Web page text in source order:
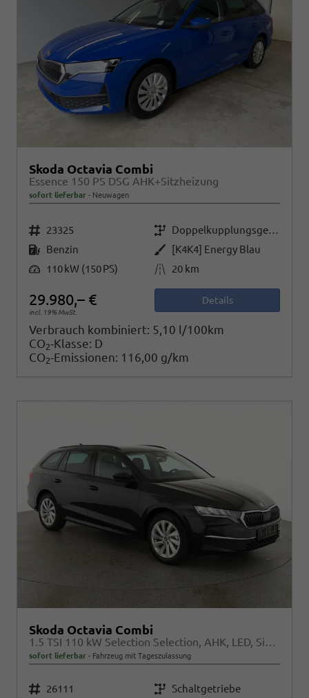
Skoda Octavia Combi
Essence 150 PS DSG AHK+Sitzheizung
sofort lieferbar Neuwagen
Fahrzeugnr. 23325 Getriebe
Doppelkupplungsgetriebe (DSG)
Kraftstoff Benzin Außenfarbe
[K4K4] Energy Blau
Leistung 110 kW (150 PS) Kilometerstand 20 km
29.980,– €
incl. 19% MwSt.
Details
Verbrauch kombiniert: 5,10 l/100km
CO2-Klasse: D
CO2-Emissionen: 116,00 g/km
Skoda Octavia Combi
1.5 TSI 110 kW Selection Selection, AHK, LED, Side, ACC, Kamera, Winter, 17-Zoll
sofort lieferbar Fahrzeug mit Tageszulassung
Fahrzeugnr. 26111 Getriebe Schaltgetriebe